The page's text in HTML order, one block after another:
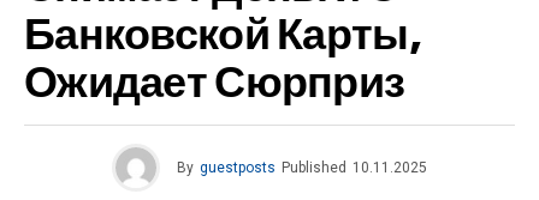
Банковской Карты,
Ожидает Сюрприз
By guestposts Published 10.11.2025